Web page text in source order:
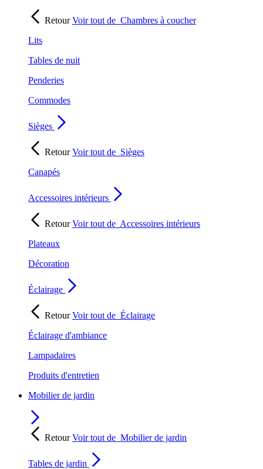
RetourVoir tout de Chambres à coucher
Lits
Tables de nuit
Penderies
Commodes
Sièges
RetourVoir tout de Sièges
Canapés
Accessoires intérieurs
RetourVoir tout de Accessoires intérieurs
Plateaux
Décoration
Éclairage
RetourVoir tout de Éclairage
Éclairage d'ambiance
Lampadaires
Produits d'entretien
Mobilier de jardin
RetourVoir tout de Mobilier de jardin
Tables de jardin